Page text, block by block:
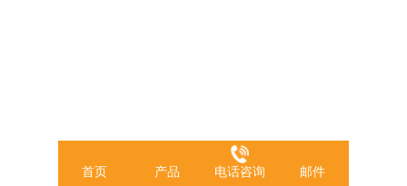
首页 产品 电话咨询 邮件